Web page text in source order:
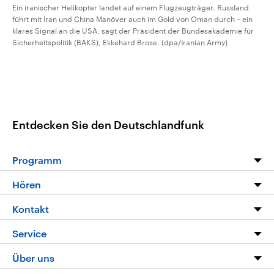
Ein iranischer Helikopter landet auf einem Flugzeugträger. Russland
führt mit Iran und China Manöver auch im Gold von Oman durch – ein
klares Signal an die USA, sagt der Präsident der Bundesakademie für
Sicherheitspolitik (BAKS), Ekkehard Brose. (dpa/Iranian Army)
Entdecken Sie den Deutschlandfunk
Programm
Programm
Die Nachrichten
Nachrichtenleicht
Neue Beiträge auf dlf.de
Hören
Livestream
Podcasts
Deutschlandfunk App
Kontakt
Hörerservice
Service
FAQ
Über uns